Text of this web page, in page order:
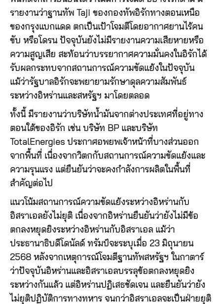
รายงานว่าฐานทัพ Taji ของกองทัพอิรักทางตอนเหนือ
ของกรุงแบกแดด ตกเป็นเป้าโจมตีโดยอากาศยานไร้คน
ขับ หรือโดรน ปัจจุบันยังไม่มีรายงานความเสียหายหรือ
ความสูญเสีย สะท้อนว่าบรรยากาศความมั่นคงในอิรักได้
รับผลกระทบจากสถานการณ์ความขัดแย้งในปัจจุบัน
แม้ว่ารัฐบาลอิรักจะพยายามรักษาดุลความสัมพันธ์
ระหว่างอิหร่านและสหรัฐฯ มาโดยตลอด
ทั้งนี้ มีรายงานว่าบริษัทน้ำมันจากต่างประเทศที่อยู่ทาง
ตอนใต้ของอิรัก เช่น บริษัท BP และบริษัท
TotalEnergies ประกาศอพยพเจ้าหน้าที่บางส่วนออก
จากพื้นที่ เนื่องจากวิตกกับสถานการณ์ความขัดแย้งและ
ความรุนแรง แต่ยืนยันว่าจะคงกำลังการผลิตในพื้นที่
สำคัญต่อไป
แนวโน้มสถานการณ์ความขัดแย้งระหว่างอิหร่านกับ
อิสราเอลยังไม่ยุติ เนื่องจากอิหร่านยืนยันว่ายังไม่มีข้อ
ตกลงหยุดยิงระหว่างอิหร่านกับอิสราเอล แม้ว่า
ประธานาธิบดีโดนัลด์ ทรัมป์จะระบุเมื่อ 23 มิถุนายน
2568 หลังจากเหตุการณ์โจมตีฐานทัพสหรัฐฯ ในกาตาร์
ว่าปัจจุบันอิหร่านและอิสราเอลบรรลุข้อตกลงหยุดยิง
ระหว่างกันแล้ว แต่อิหร่านปฏิเสธชัดเจน และยืนยันว่ายัง
ไม่ยุติปฏิบัติการทางทหาร จนกว่าอิสราเอลจะเป็นฝ่ายยุติ